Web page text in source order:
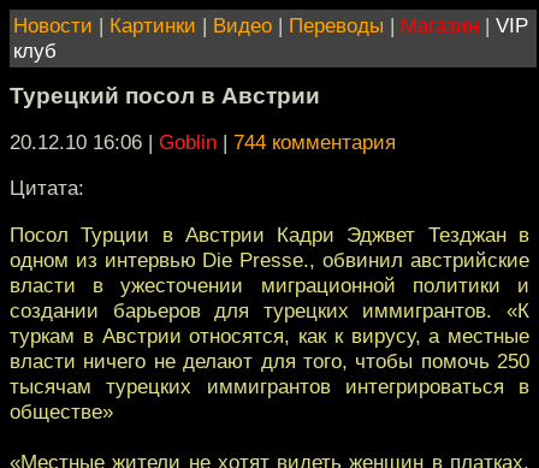
Новости | Картинки | Видео | Переводы | Магазин | VIP
клуб
Турецкий посол в Австрии
20.12.10 16:06 | Goblin | 744 комментария
Цитата:
Посол Турции в Австрии Кадри Эджвет Тезджан в
одном из интервью Die Presse., обвинил австрийские
власти в ужесточении миграционной политики и
создании барьеров для турецких иммигрантов. «К
туркам в Австрии относятся, как к вирусу, а местные
власти ничего не делают для того, чтобы помочь 250
тысячам турецких иммигрантов интегрироваться в
обществе»
«Местные жители не хотят видеть женщин в платках,